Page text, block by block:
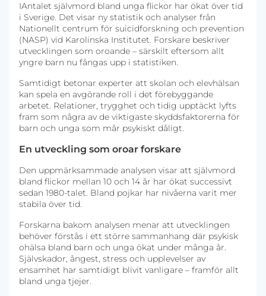
IAntalet självmord bland unga flickor har ökat över tid
i Sverige. Det visar ny statistik och analyser från
Nationellt centrum för suicidforskning och prevention
(NASP) vid Karolinska Institutet. Forskare beskriver
utvecklingen som oroande – särskilt eftersom allt
yngre barn nu fångas upp i statistiken.
Samtidigt betonar experter att skolan och elevhälsan
kan spela en avgörande roll i det förebyggande
arbetet. Relationer, trygghet och tidig upptäckt lyfts
fram som några av de viktigaste skyddsfaktorerna för
barn och unga som mår psykiskt dåligt.
En utveckling som oroar forskare
Den uppmärksammade analysen visar att självmord
bland flickor mellan 10 och 14 år har ökat successivt
sedan 1980-talet. Bland pojkar har nivåerna varit mer
stabila över tid.
Forskarna bakom analysen menar att utvecklingen
behöver förstås i ett större sammanhang där psykisk
ohälsa bland barn och unga ökat under många år.
Självskador, ångest, stress och upplevelser av
ensamhet har samtidigt blivit vanligare – framför allt
bland unga tjejer.